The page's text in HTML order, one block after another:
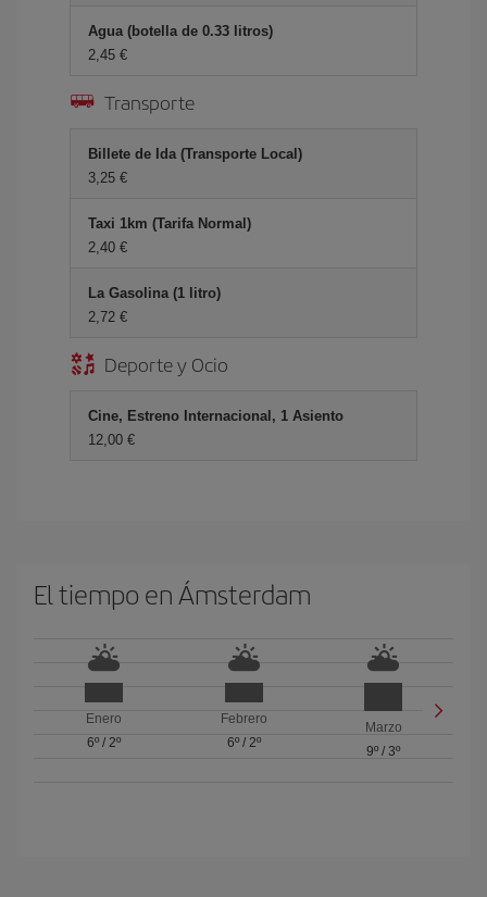
Agua (botella de 0.33 litros)
2,45 €
Transporte
Billete de Ida (Transporte Local)
3,25 €
Taxi 1km (Tarifa Normal)
2,40 €
La Gasolina (1 litro)
2,72 €
Deporte y Ocio
Cine, Estreno Internacional, 1 Asiento
12,00 €
El tiempo en Ámsterdam
Enero
6º/ 2º
Febrero
6º/ 2º
Marzo
9º /3º